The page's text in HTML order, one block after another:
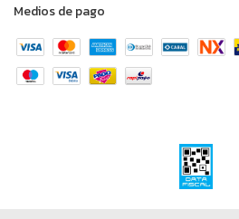
Medios de pago